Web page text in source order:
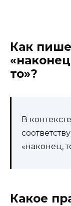
Как
то»?
В
«наконец,
Какое